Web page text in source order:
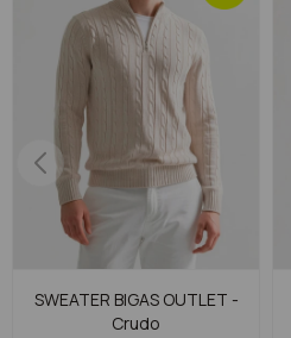
SWEATER BIGAS OUTLET -
Crudo